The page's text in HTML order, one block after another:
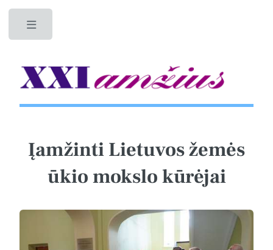
Įamžinti Lietuvos žemės
ūkio mokslo kūrėjai